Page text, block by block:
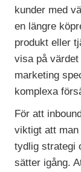
kunder med
en längre
produkt eller
visa på
marketing
komplexa
För att
viktigt att
tydlig strategi
sätter igång.